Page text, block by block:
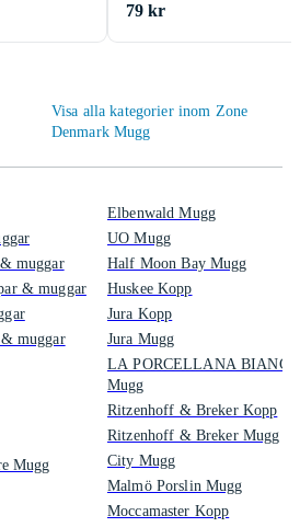
79 kr
Visa alla kategorier inom Zone
Denmark Mugg
muggar
& muggar
muggar
Mugg
Elbenwald Mugg
UO Mugg
Half Moon Bay Mugg
Huskee Kopp
Jura Kopp
Jura Mugg
LA PORCELLANA BIANCA
Mugg
Ritzenhoff & Breker Kopp
Ritzenhoff & Breker Mugg
City Mugg
Malmö Porslin Mugg
Moccamaster Kopp